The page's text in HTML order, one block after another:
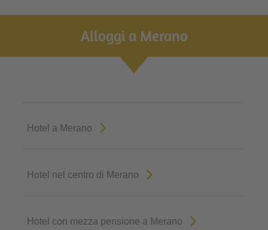
Alloggi a Merano
Hotel a Merano
Hotel nel centro di Merano
Hotel con mezza pensione a Merano